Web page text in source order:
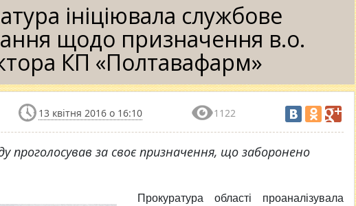
ініціювала службове
щодо призначення в.о.
КП «Полтавафарм»
13 квітня 2016 о 16:10 1122
проголосував за своє призначення, що заборонено
Прокуратура області проаналізувала